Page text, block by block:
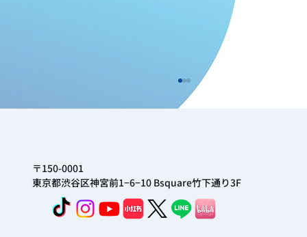
【建物名変更のお知らせ】
〒150-0001
東京都渋谷区神宮前1−6−10 Bsquare竹下通り3F